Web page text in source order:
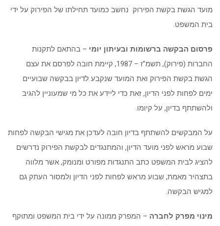
מועד הגשת בקשת הפירוק נחשב כמועד תחילתו של הפירוק על ידי
בית המשפט.
פרסום הבקשה ברשומות ובעיתון יומי – בהתאם לתקנות
החברות (פירוק), תשמ”ז – 1987, קיימת חובה לפרסם את עצם
הגשת בקשת הפירוק ואת המועד שנקבע לדיון בבקשה שבועיים
ימים לפחות לפני הדיון, זאת כדי ליידע את כל מי שמעוניין להגיב
ולהשתתף בדיון, על קיומו.
על המבקשים להשתתף בדיון חובה לעדכן את מגישי הבקשה לפחות
שבוע מראש לפני מועד הדיון, והמתנגדים לבקשת הפירוק נדרשים
להציג לבית המשפט כתב התנגדות מפורט ומנומק, אשר מלווה
בתצהיר מאמת, שבוע מראש לפחות לפני הדיון ולמסור העתק גם
למגיש הבקשה.
מינוי מפרק לחברה – המפרק ממונה על ידי בית המשפט ומתוקף